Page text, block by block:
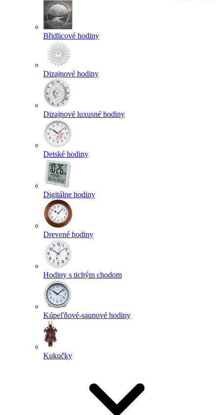
Břidlicové hodiny
Dizajnové hodiny
Dizajnové luxusné hodiny
Detské hodiny
Digitálne hodiny
Drevené hodiny
Hodiny s tichým chodom
Kúpeľňové-saunové hodiny
Kukučky